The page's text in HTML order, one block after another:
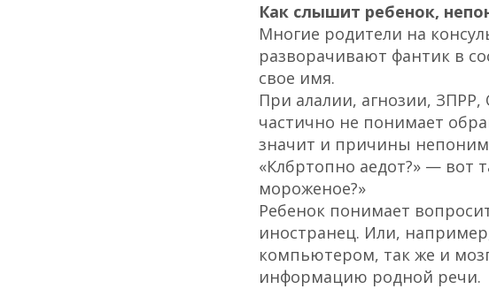
Как слышит ребенок,
Многие родители на
разворачивают фантик в
свое имя.
При алалии, агнозии,
частично не понимает
значит и причины
«Клбртопно аедот?» — вот
мороженое?»
Ребенок понимает
иностранец. Или,
компьютером, так же и
информацию родной речи.